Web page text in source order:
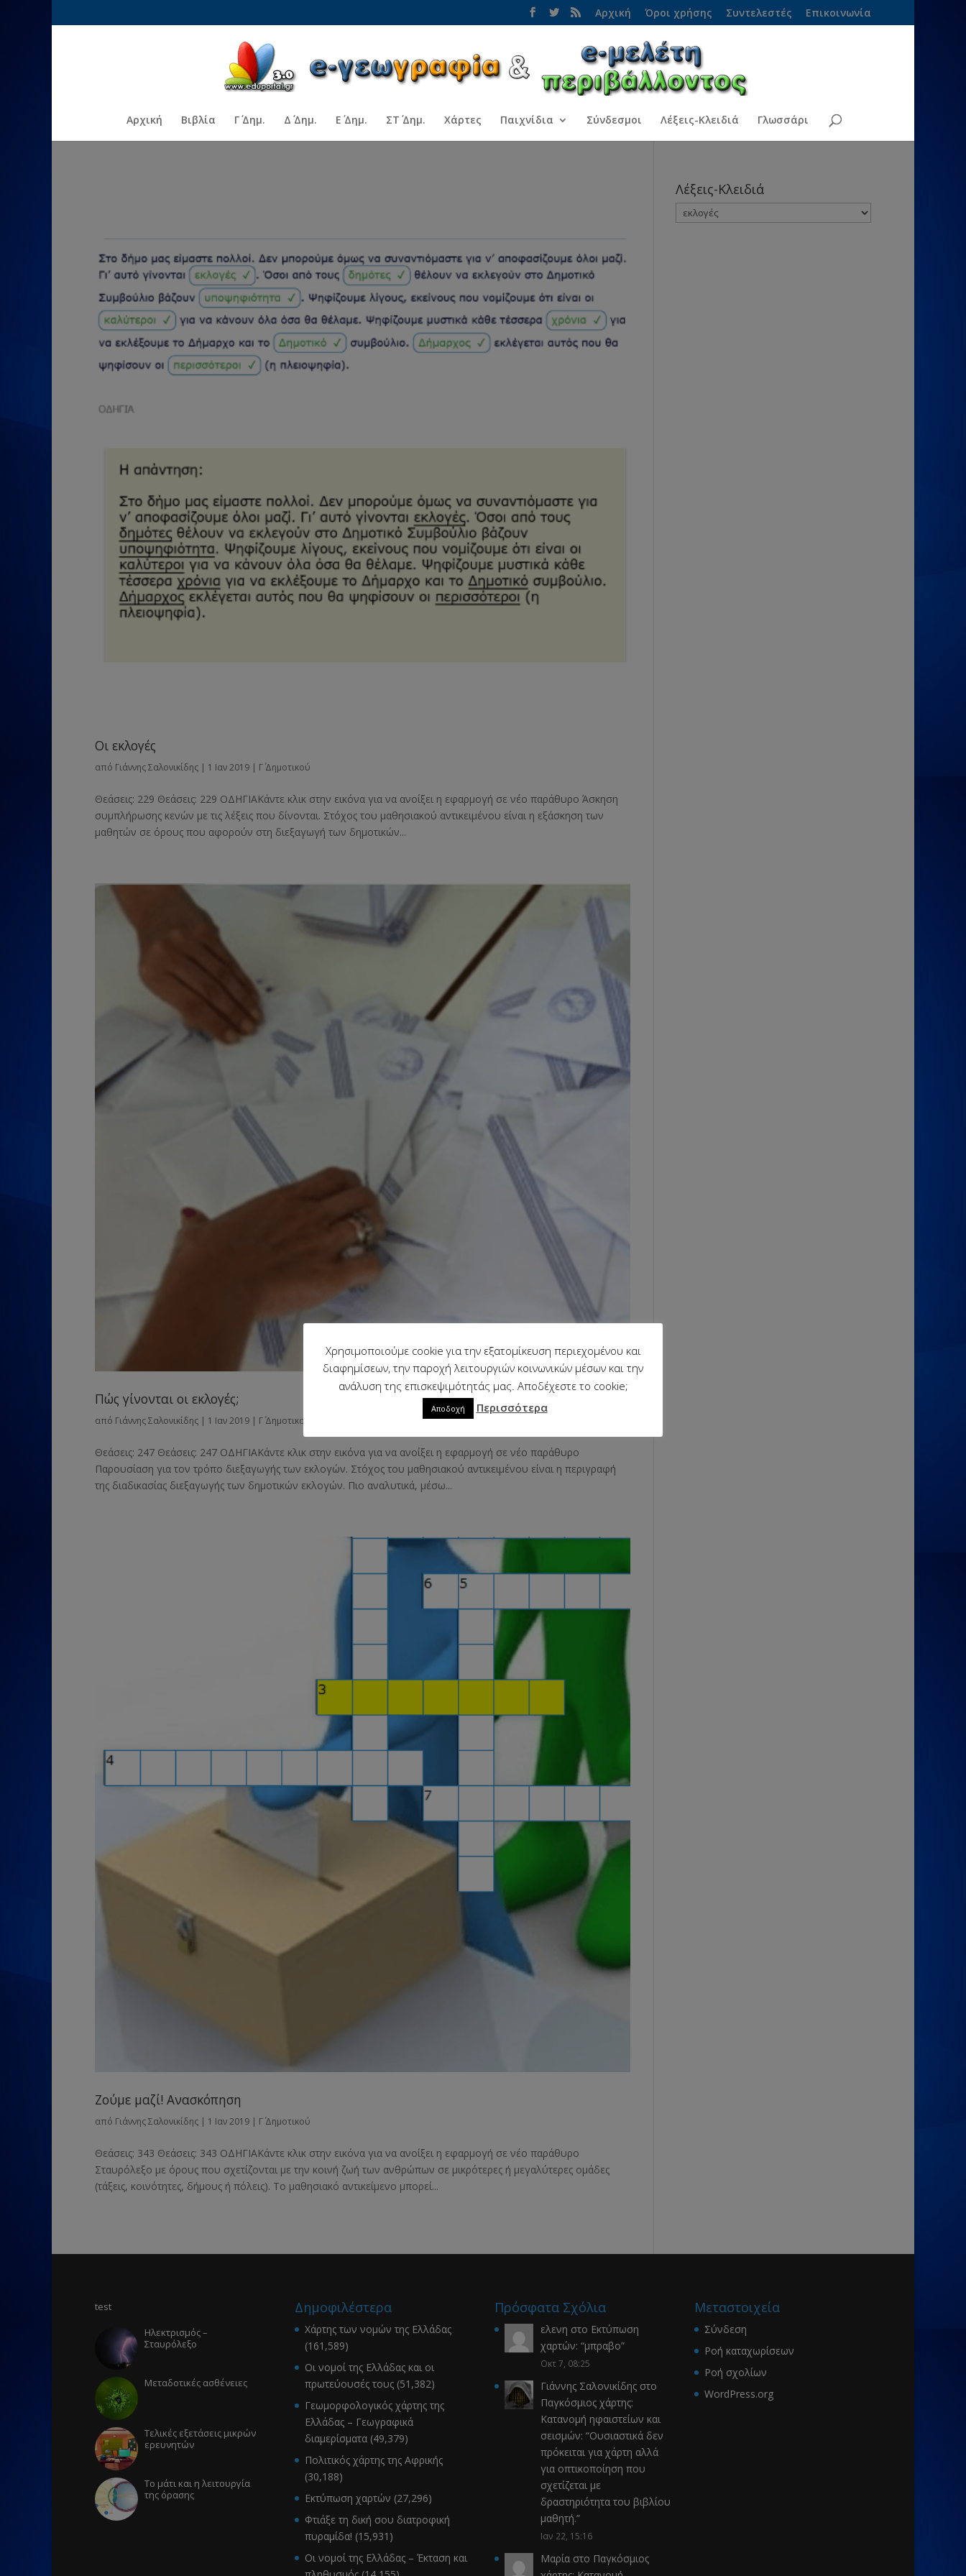
Αρχική Όροι χρήσης Συντελεστές Επικοινωνία
Αρχική Βιβλία Γ΄ Δημ. Δ΄ Δημ. Ε΄ Δημ. ΣΤ΄ Δημ. Χάρτες Παιχνίδια Σύνδεσμοι Λέξεις-Κλειδιά Γλωσσάρι
Οι εκλογές
από Γιάννης Σαλονικίδης | 1 Ιαν 2019 | Γ΄ Δημοτικού
Θεάσεις: 229 Θεάσεις: 229 ΟΔΗΓΙΑΚάντε κλικ στην εικόνα για να ανοίξει η εφαρμογή σε νέο παράθυρο Άσκηση
συμπλήρωσης κενών με τις λέξεις που δίνονται. Στόχος του μαθησιακού αντικειμένου είναι η εξάσκηση των
μαθητών σε όρους που αφορούν στη διεξαγωγή των δημοτικών...
Πώς γίνονται οι εκλογές;
από Γιάννης Σαλονικίδης | 1 Ιαν 2019 | Γ΄ Δημοτικού
Θεάσεις: 247 Θεάσεις: 247 ΟΔΗΓΙΑΚάντε κλικ στην εικόνα για να ανοίξει η εφαρμογή σε νέο παράθυρο
Παρουσίαση για τον τρόπο διεξαγωγής των εκλογών. Στόχος του μαθησιακού αντικειμένου είναι η περιγραφή
της διαδικασίας διεξαγωγής των δημοτικών εκλογών. Πιο αναλυτικά, μέσω...
Ζούμε μαζί! Ανασκόπηση
από Γιάννης Σαλονικίδης | 1 Ιαν 2019 | Γ΄ Δημοτικού
Θεάσεις: 343 Θεάσεις: 343 ΟΔΗΓΙΑΚάντε κλικ στην εικόνα για να ανοίξει η εφαρμογή σε νέο παράθυρο
Σταυρόλεξο με όρους που σχετίζονται με την κοινή ζωή των ανθρώπων σε μικρότερες ή μεγαλύτερες ομάδες
(τάξεις, κοινότητες, δήμους ή πόλεις). Το μαθησιακό αντικείμενο μπορεί...
Λέξεις-Κλειδιά
test
Ηλεκτρισμός –
Σταυρόλεξο
Μεταδοτικές ασθένειες
Τελικές εξετάσεις μικρών
ερευνητών
Το μάτι και η λειτουργία
της όρασης
Δημοφιλέστερα
Χάρτης των νομών της Ελλάδας
(161,589)
Οι νομοί της Ελλάδας και οι
πρωτεύουσές τους (51,382)
Γεωμορφολογικός χάρτης της
Ελλάδας – Γεωγραφικά
διαμερίσματα (49,379)
Πολιτικός χάρτης της Αφρικής
(30,188)
Εκτύπωση χαρτών (27,296)
Φτιάξε τη δική σου διατροφική
πυραμίδα! (15,931)
Οι νομοί της Ελλάδας – Έκταση και
Πρόσφατα Σχόλια
ελενη στο Εκτύπωση
χαρτών: “μπραβο”
Οκτ 7, 08:25
Γιάννης Σαλονικίδης στο
Παγκόσμιος χάρτης:
Κατανομή ηφαιστείων και
σεισμών: “Ουσιαστικά δεν
πρόκειται για χάρτη αλλά
για οπτικοποίηση που
σχετίζεται με
δραστηριότητα του βιβλίου
μαθητή.”
Ιαν 22, 15:16
Μαρία στο Παγκόσμιος
Μεταστοιχεία
Σύνδεση
Ροή καταχωρίσεων
Ροή σχολίων
WordPress.org
Χρησιμοποιούμε cookie για την εξατομίκευση περιεχομένου και
διαφημίσεων, την παροχή λειτουργιών κοινωνικών μέσων και την
ανάλυση της επισκεψιμότητάς μας. Αποδέχεστε το cookie;
Αποδοχή Περισσότερα